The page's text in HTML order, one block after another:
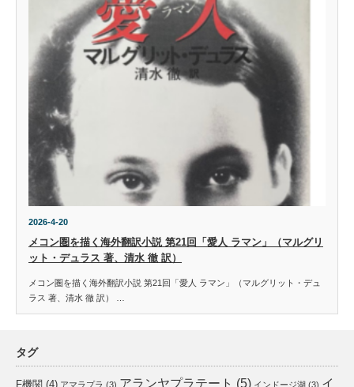
2026-4-20
メコン圏を描く海外翻訳小説 第21回「愛人 ラマン」（マルグリ
ット・デュラス 著、清水 徹 訳）
メコン圏を描く海外翻訳小説 第21回「愛人 ラマン」（マルグリット・デュ
ラス 著、清水 徹 訳） …
タグ
F機関 (4) アマラプラ (3) アランヤプラテート (5) インドージ湖 (3) イ